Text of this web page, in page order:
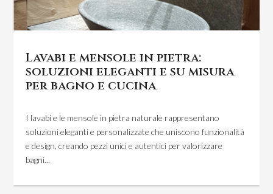
Lavabi e mensole in pietra:
soluzioni eleganti e su misura
per bagno e cucina
I lavabi e le mensole in pietra naturale rappresentano
soluzioni eleganti e personalizzate che uniscono funzionalità
e design, creando pezzi unici e autentici per valorizzare
bagni...